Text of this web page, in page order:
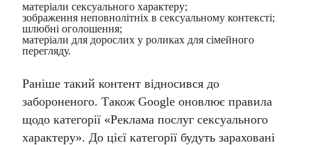
матеріали сексуального характеру;
зображення неповнолітніх в сексуальному контексті;
шлюбні оголошення;
матеріали для дорослих у роликах для сімейного
перегляду.
Раніше такий контент відносився до
забороненого. Також Google оновлює правила
щодо категорії «Реклама послуг сексуального
характеру». До цієї категорії будуть зараховані